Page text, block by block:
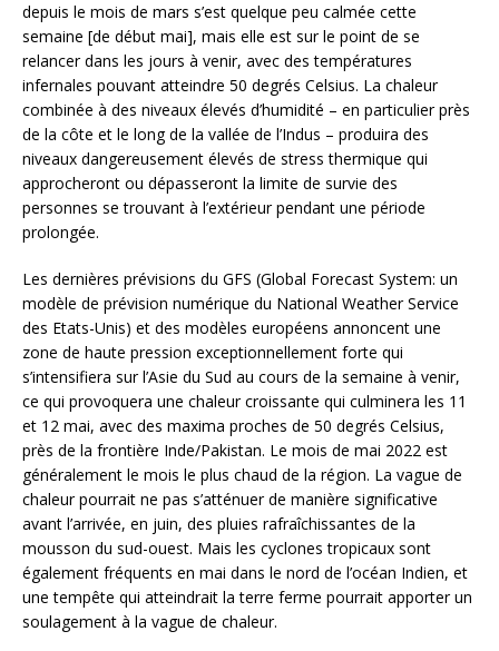
depuis le mois de mars s’est quelque peu calmée cette
semaine [de début mai], mais elle est sur le point de se
relancer dans les jours à venir, avec des températures
infernales pouvant atteindre 50 degrés Celsius. La chaleur
combinée à des niveaux élevés d’humidité – en particulier près
de la côte et le long de la vallée de l’Indus – produira des
niveaux dangereusement élevés de stress thermique qui
approcheront ou dépasseront la limite de survie des
personnes se trouvant à l’extérieur pendant une période
prolongée.
Les dernières prévisions du GFS (Global Forecast System: un
modèle de prévision numérique du National Weather Service
des Etats-Unis) et des modèles européens annoncent une
zone de haute pression exceptionnellement forte qui
s’intensifiera sur l’Asie du Sud au cours de la semaine à venir,
ce qui provoquera une chaleur croissante qui culminera les 11
et 12 mai, avec des maxima proches de 50 degrés Celsius,
près de la frontière Inde/Pakistan. Le mois de mai 2022 est
généralement le mois le plus chaud de la région. La vague de
chaleur pourrait ne pas s’atténuer de manière significative
avant l’arrivée, en juin, des pluies rafraîchissantes de la
mousson du sud-ouest. Mais les cyclones tropicaux sont
également fréquents en mai dans le nord de l’océan Indien, et
une tempête qui atteindrait la terre ferme pourrait apporter un
soulagement à la vague de chaleur.